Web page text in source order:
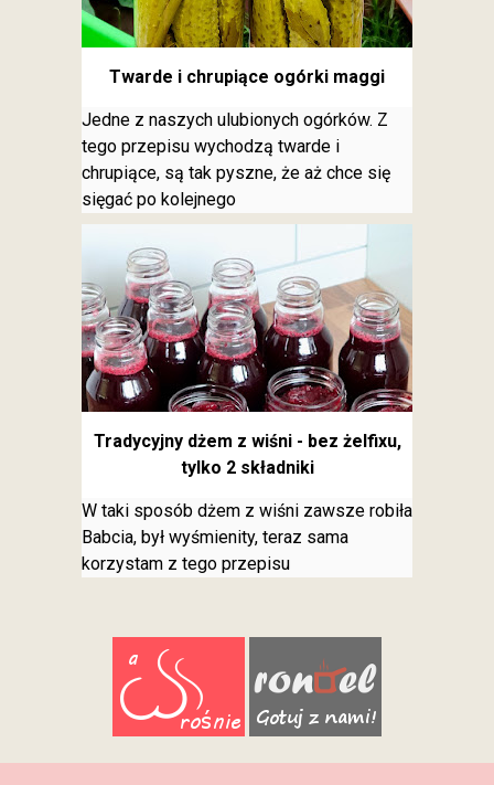
Twarde i chrupiące ogórki maggi
Jedne z naszych ulubionych ogórków. Z
tego przepisu wychodzą twarde i
chrupiące, są tak pyszne, że aż chce się
sięgać po kolejnego
Tradycyjny dżem z wiśni - bez żelfixu,
tylko 2 składniki
W taki sposób dżem z wiśni zawsze robiła
Babcia, był wyśmienity, teraz sama
korzystam z tego przepisu